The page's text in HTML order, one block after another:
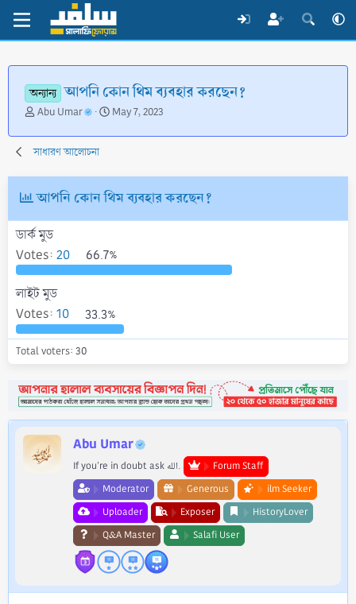
অন্যান্য আপনি কোন থিম ব্যবহার করছেন?
T
r
e
s
a
t
e
r
Abu Umar
S
a
a
May 7, 2023
সাধারণ আলোচনা
আপনি কোন থিম ব্যবহার করছেন?
ডার্ক মুড
Votes: 20 66.7%
লাইট মুড
Votes: 10 33.3%
Total voters 30
Abu Umar
If you're in doubt ask الله.
Forum Staff
Moderator
Generous
ilm Seeker
Uploader
Exposer
HistoryLover
Q&A Master
Salafi User